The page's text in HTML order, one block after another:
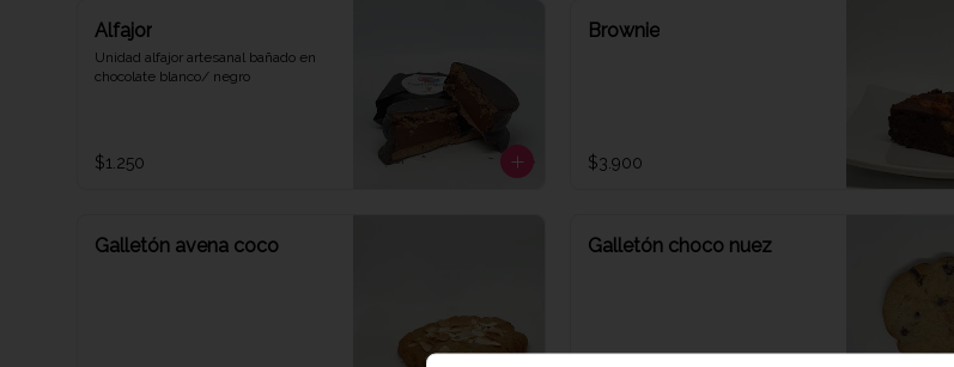
Alfajor
Unidad alfajor artesanal bañado en
chocolate blanco/ negro
$1.250
Brownie
$3.900
Galletón avena coco Galletón choco nuez